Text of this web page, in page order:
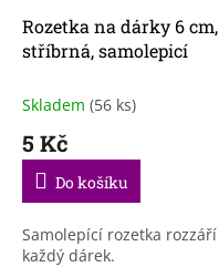
Rozetka na dárky 6 cm,
stříbrná, samolepicí
Skladem (56 ks)
5 Kč
Do košíku
Samolepící rozetka rozzáří
každý dárek.